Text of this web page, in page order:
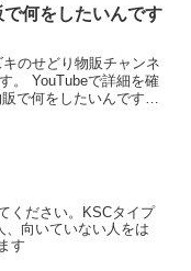
何をしたいんです
のせどり物販チャンネ
。 YouTubeで詳細を確
で何をしたいんです
ください。KSCタイプ
、向いていない人をは
す